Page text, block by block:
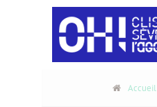
Accueil
Panneau de gestion des cookies